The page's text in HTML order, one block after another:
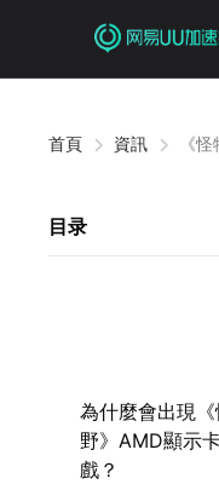
首頁 資訊 《
目录
為什麼會出現
野》AMD顯示
戲？